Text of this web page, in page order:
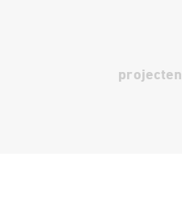
projecten